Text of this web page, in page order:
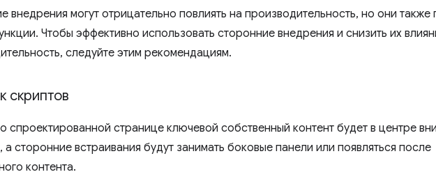
внедрения могут отрицательно повлиять на производительность, но они также
Чтобы эффективно использовать сторонние внедрения и снизить их
следуйте этим рекомендациям.
скриптов
спроектированной странице ключевой собственный контент будет в центре
а сторонние встраивания будут занимать боковые панели или появляться после
контента.